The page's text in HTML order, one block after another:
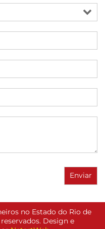
no Estado do Rio de
Design e